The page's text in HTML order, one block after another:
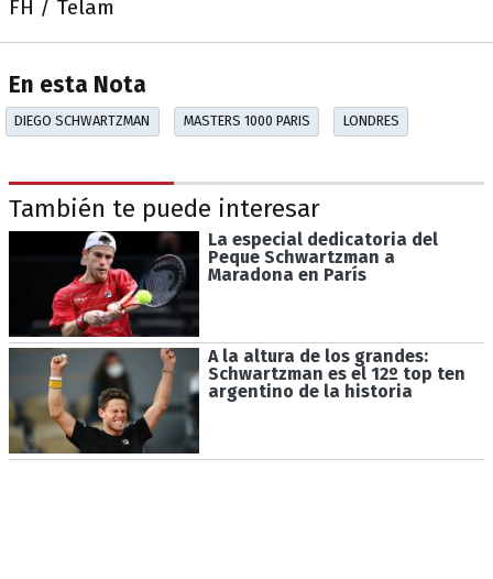
FH / Telam
En esta Nota
DIEGO SCHWARTZMAN MASTERS 1000 PARIS LONDRES
También te puede interesar
La especial dedicatoria del
Peque Schwartzman a
Maradona en París
A la altura de los grandes:
Schwartzman es el 12º top ten
argentino de la historia